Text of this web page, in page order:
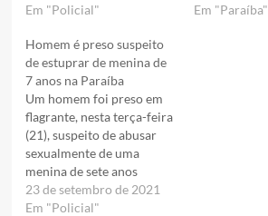
Em "Policial"
Em "Paraíba"
Homem é preso suspeito
de estuprar de menina de
7 anos na Paraíba
Um homem foi preso em
flagrante, nesta terça-feira
(21), suspeito de abusar
sexualmente de uma
menina de sete anos
na Paraíba. A vítima é
filha da ex-companheira
23 de setembro de 2021
Em "Policial"